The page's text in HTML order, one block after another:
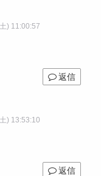
) 11:00:57
返信
) 13:53:10
返信